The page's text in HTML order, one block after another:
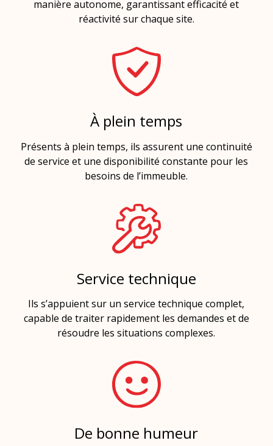
manière autonome, garantissant efficacité et
réactivité sur chaque site.
À plein temps
Présents à plein temps, ils assurent une continuité
de service et une disponibilité constante pour les
besoins de l’immeuble.
Service technique
Ils s’appuient sur un service technique complet,
capable de traiter rapidement les demandes et de
résoudre les situations complexes.
De bonne humeur